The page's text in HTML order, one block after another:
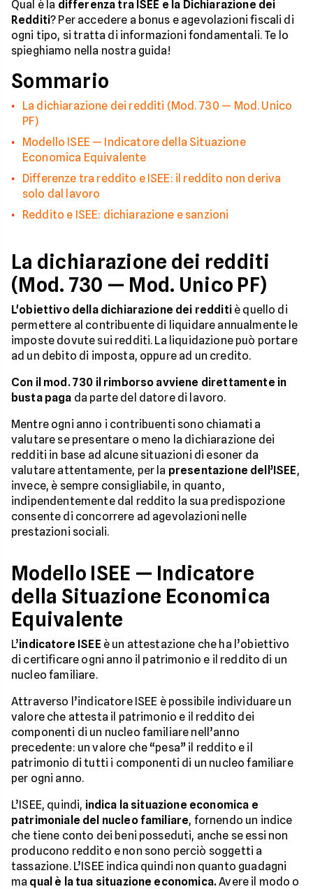
Qual è la differenza tra ISEE e la Dichiarazione dei
Redditi? Per accedere a bonus e agevolazioni fiscali di
ogni tipo, si tratta di informazioni fondamentali. Te lo
spieghiamo nella nostra guida!
Sommario
La dichiarazione dei redditi (Mod. 730 — Mod. Unico
PF)
Modello ISEE — Indicatore della Situazione
Economica Equivalente
Differenze tra reddito e ISEE: il reddito non deriva
solo dal lavoro
Reddito e ISEE: dichiarazione e sanzioni
La dichiarazione dei redditi
(Mod. 730 — Mod. Unico PF)
L'obiettivo della dichiarazione dei redditiè quello di
permettere al contribuente di liquidare annualmente le
imposte dovute sui redditi. La liquidazione può portare
ad un debito di imposta, oppure ad un credito.
Con il mod. 730 il rimborso avviene direttamente in
busta paga da parte del datore di lavoro.
Mentre ogni anno i contribuenti sono chiamati a
valutare se presentare o meno la dichiarazione dei
redditi in base ad alcune situazioni di esoner da
valutare attentamente, per la presentazione dell’ISEE,
invece, è sempre consigliabile, in quanto,
indipendentemente dal reddito la sua predispozione
consente di concorrere ad agevolazioni nelle
prestazioni sociali.
Modello ISEE — Indicatore
della Situazione Economica
Equivalente
L’indicatore ISEE è un attestazione che ha l’obiettivo
di certificare ogni anno il patrimonio e il reddito di un
nucleo familiare.
Attraverso l’indicatore ISEE è possibile individuare un
valore che attesta il patrimonio e il reddito dei
componenti di un nucleo familiare nell’anno
precedente: un valore che “pesa” il reddito e il
patrimonio di tutti i componenti di un nucleo familiare
per ogni anno.
L’ISEE, quindi, indica la situazione economica e
patrimoniale del nucleo familiare, fornendo un indice
che tiene conto dei beni posseduti, anche se essi non
producono reddito e non sono perciò soggetti a
tassazione. L’ISEE indica quindi non quanto guadagni
ma qual è la tua situazione economica.Avere il modo o